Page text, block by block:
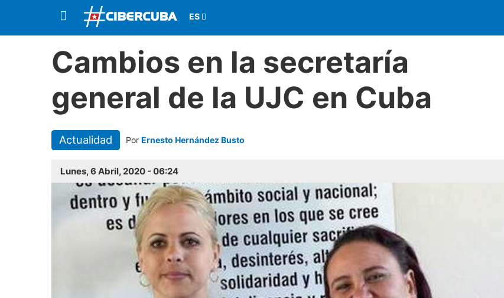
Cambios en la secretaría
general de la UJC en Cuba
Actualidad Por Ernesto Hernández Busto
Lunes, 6 Abril, 2020 - 06:24